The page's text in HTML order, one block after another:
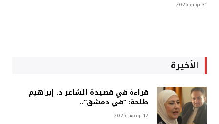
31 يوليو 2026
الأخيرة
قراءة في قصيدة الشاعر د. إبراهيم
طلحة: “في دمشق”..
12 نوفمبر 2025